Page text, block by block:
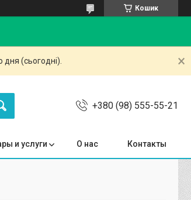
Кошик
(сьогодні).
+380 (98) 555-55-21
и услуги О нас Контакты